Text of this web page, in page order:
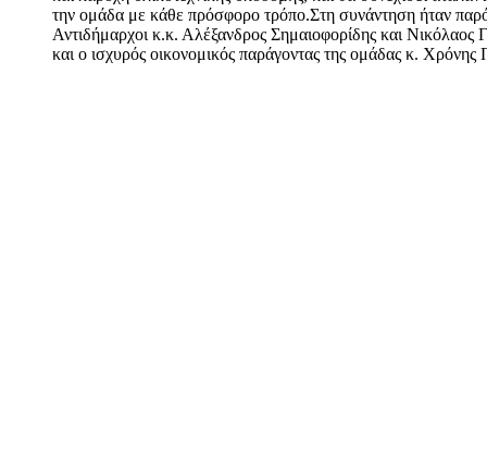
την ομάδα με κάθε πρόσφορο τρόπο.Στη συνάντηση ήταν
Αντιδήμαρχοι κ.κ. Αλέξανδρος Σημαιοφορίδης και Νικόλαος
και ο ισχυρός οικονομικός παράγοντας της ομάδας κ. Χρόνης